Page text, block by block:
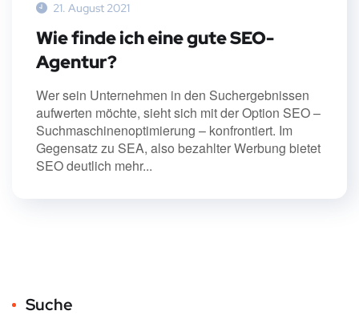
21. August 2021
Wie finde ich eine gute SEO-
Agentur?
Wer sein Unternehmen in den Suchergebnissen
aufwerten möchte, sieht sich mit der Option SEO –
Suchmaschinenoptimierung – konfrontiert. Im
Gegensatz zu SEA, also bezahlter Werbung bietet
SEO deutlich mehr...
Suche